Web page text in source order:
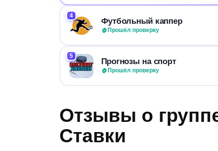
4
Футбольный каппер
Прошёл проверку
5
Прогнозы на спорт
Прошёл проверку
Отзывы о
Ставки